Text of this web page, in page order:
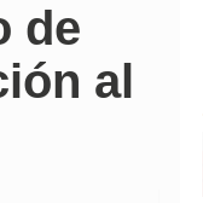
de
al